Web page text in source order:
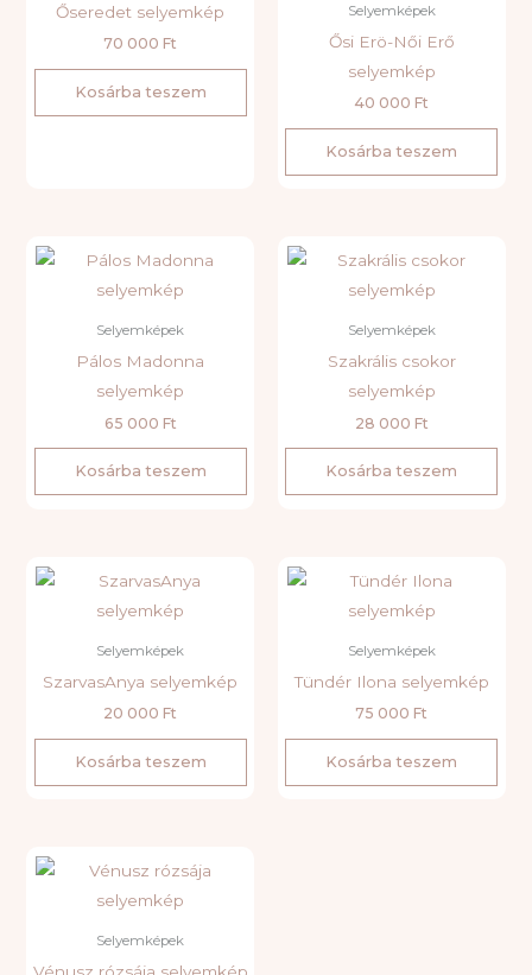
Őseredet selyemkép
70 000 Ft
Kosárba teszem
Selyemképek
Ősi Erö-Női Erő
selyemkép
40 000 Ft
Kosárba teszem
Selyemképek
Pálos Madonna
selyemkép
65 000 Ft
Kosárba teszem
Selyemképek
Szakrális csokor
selyemkép
28 000 Ft
Kosárba teszem
Selyemképek
SzarvasAnya selyemkép
20 000 Ft
Kosárba teszem
Selyemképek
Tündér Ilona selyemkép
75 000 Ft
Kosárba teszem
Selyemképek